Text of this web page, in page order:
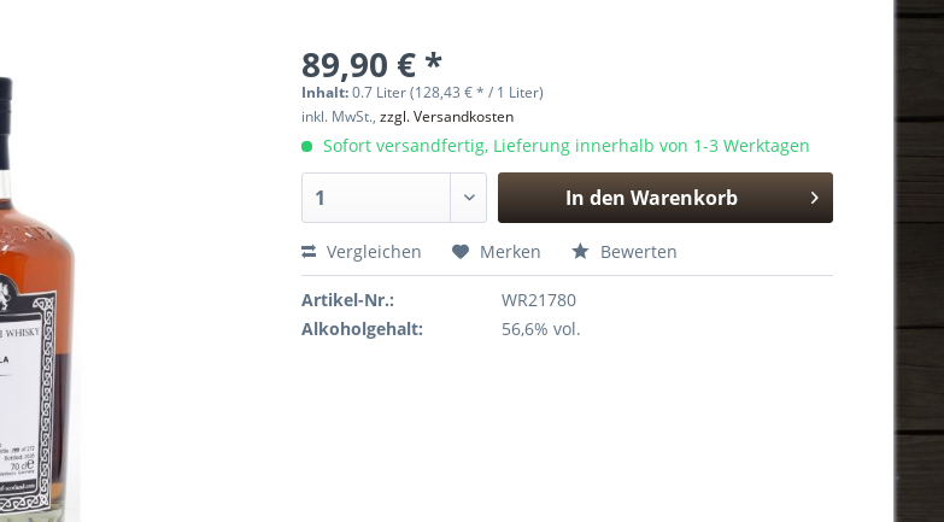
89,90 € *
Inhalt:0.7 Liter (128,43 € * / 1 Liter)
inkl. MwSt.,zzgl. Versandkosten
Sofort versandfertig, Lieferung innerhalb von 1-3 Werktagen
In den Warenkorb
Hinzugefügt
Vergleichen Merken Bewerten
Artikel-Nr.:
WR21780
Alkoholgehalt:
56,6% vol.